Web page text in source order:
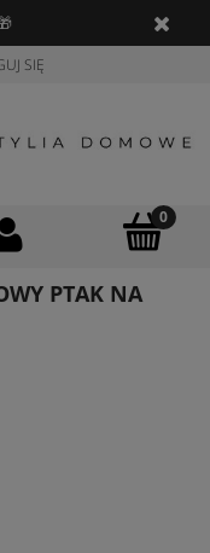
SIĘ
PTAK NA